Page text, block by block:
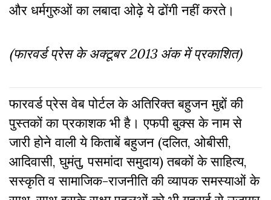
और धर्मगुरुओं का लबादा ओढ़े ये ढोंगी नहीं करते।
(फारवर्ड प्रेस के अक्टूबर 2013 अंक में प्रकाशित)
फारवर्ड प्रेस वेब पोर्टल के अतिरिक्‍त बहुजन मुद्दों की
पुस्‍तकों का प्रकाशक भी है। एफपी बुक्‍स के नाम से
जारी होने वाली ये किताबें बहुजन (दलित, ओबीसी,
आदिवासी, घुमंतु, पसमांदा समुदाय) तबकों के साहित्‍य,
सस्‍क‍ृति व सामाजिक-राजनीति की व्‍यापक समस्‍याओं के